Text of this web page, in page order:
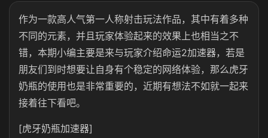
作为一款高人气第一人称射击玩法作品，其中有着多种
不同的元素，并且玩家体验起来的效果上也相当之不
错，本期小编主要是来与玩家介绍命运2加速器，若是
朋友们到时想要让自身有个稳定的网络体验，那么虎牙
奶瓶的使用也是非常重要的，近期有想法不如就一起来
接着往下看吧。
[虎牙奶瓶加速器]